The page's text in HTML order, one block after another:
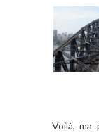
Voilà, ma